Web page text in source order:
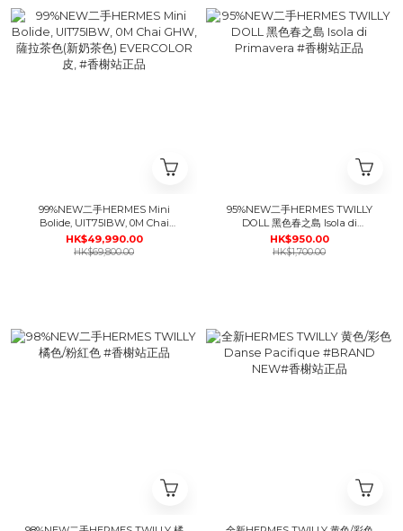
99%NEW二手HERMES Mini
Bolide, UIT75IBW, 0M Chai
GHW, 薩拉茶色(新奶茶色)
EVERCOLOR皮, #香榭站正品
HK$49,990.00
HK$69,800.00
95%NEW二手HERMES TWILLY
DOLL 黑色春之島 Isola di
Primavera #香榭站正品
HK$950.00
HK$1,700.00